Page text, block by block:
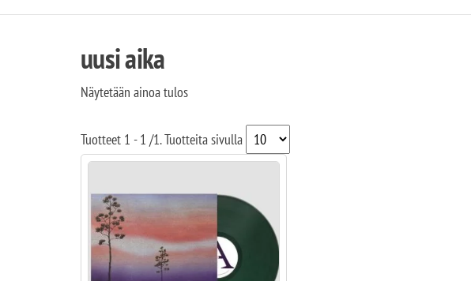
uusi aika
Näytetään ainoa tulos
Tuotteet 1 - 1 /1. Tuotteita sivulla